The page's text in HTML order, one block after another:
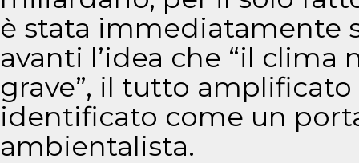
è stata immediatamente
avanti l’idea che “il
grave”, il tutto
identificato come un
ambientalista.